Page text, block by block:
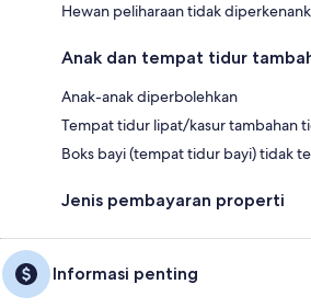
Hewan peliharaan tidak
Anak dan tempat tidur
Anak-anak diperbolehkan
Tempat tidur lipat/kasur tambahan
Boks bayi (tempat tidur bayi) tidak
Jenis pembayaran properti
Informasi penting